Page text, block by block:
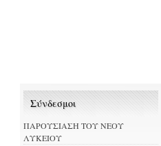
Σύνδεσμοι
ΠΑΡΟΥΣΙΑΣΗ ΤΟΥ ΝΕΟΥ
ΛΥΚΕΙΟΥ